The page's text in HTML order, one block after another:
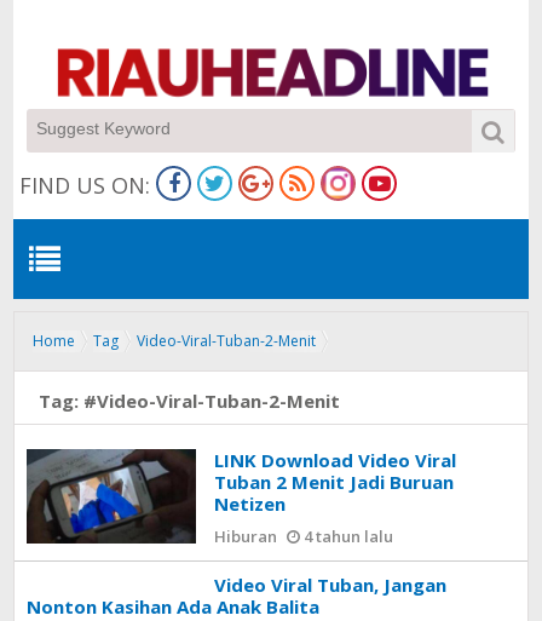
FIND US ON:
Home Tag Video-Viral-Tuban-2-Menit
Tag: #Video-Viral-Tuban-2-Menit
LINK Download Video Viral
Tuban 2 Menit Jadi Buruan
Netizen
Hiburan 4 tahun lalu
Video Viral Tuban, Jangan
Nonton Kasihan Ada Anak Balita